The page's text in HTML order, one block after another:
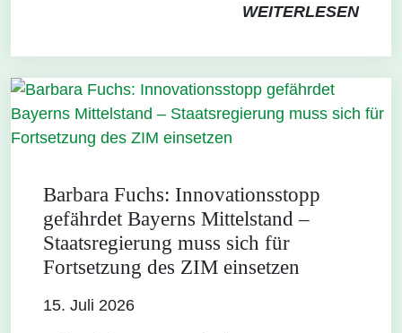
WEITERLESEN
Barbara Fuchs: Innovationsstopp
gefährdet Bayerns Mittelstand –
Staatsregierung muss sich für
Fortsetzung des ZIM einsetzen
15. Juli 2026